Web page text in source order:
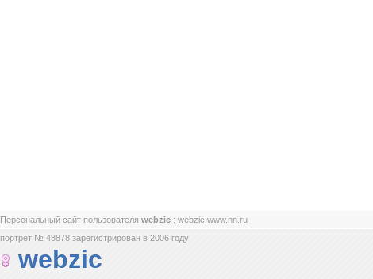
Персональный сайт пользователя webzic : webzic.www.nn.ru
портрет № 48878 зарегистрирован в 2006 году
webzic